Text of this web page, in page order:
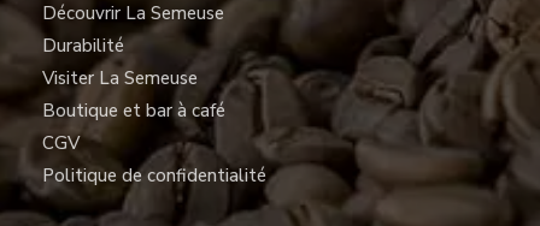
Découvrir La Semeuse
Durabilité
Visiter La Semeuse
Boutique et bar à café
CGV
Politique de confidentialité